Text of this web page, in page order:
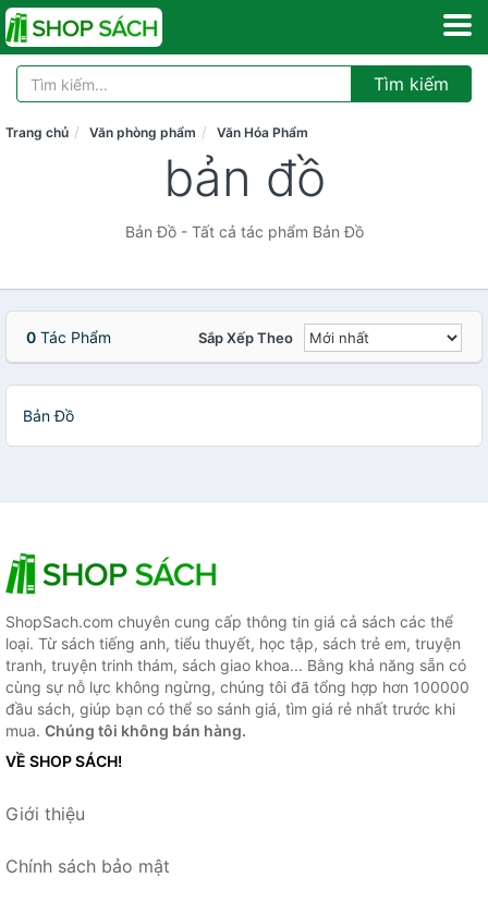
Tìm kiếm
Trang chủ Văn phòng phẩm Văn Hóa Phẩm
bản đồ
Bản Đồ - Tất cả tác phẩm Bản Đồ
0 Tác Phẩm Sắp Xếp Theo
Bản Đồ
ShopSach.com chuyên cung cấp thông tin giá cả sách các thể
loại. Từ sách tiếng anh, tiểu thuyết, học tập, sách trẻ em, truyện
tranh, truyện trinh thám, sách giao khoa... Bằng khả năng sẵn có
cùng sự nỗ lực không ngừng, chúng tôi đã tổng hợp hơn 100000
đầu sách, giúp bạn có thể so sánh giá, tìm giá rẻ nhất trước khi
mua. Chúng tôi không bán hàng.
VỀ SHOP SÁCH!
Giới thiệu
Chính sách bảo mật